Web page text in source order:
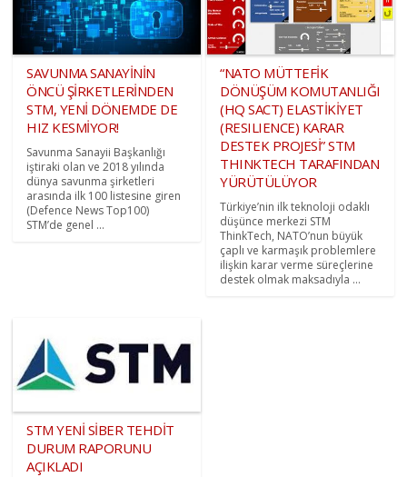
SAVUNMA SANAYİNİN
ÖNCÜ ŞİRKETLERİNDEN
STM, YENİ DÖNEMDE DE
HIZ KESMİYOR!
Savunma Sanayii Başkanlığı
iştiraki olan ve 2018 yılında
dünya savunma şirketleri
arasında ilk 100 listesine giren
(Defence News Top100)
STM’de genel ...
“NATO MÜTTEFİK
DÖNÜŞÜM KOMUTANLIĞI
(HQ SACT) ELASTİKİYET
(RESILIENCE) KARAR
DESTEK PROJESİ” STM
THINKTECH TARAFINDAN
YÜRÜTÜLÜYOR
Türkiye’nin ilk teknoloji odaklı
düşünce merkezi STM
ThinkTech, NATO’nun büyük
çaplı ve karmaşık problemlere
ilişkin karar verme süreçlerine
destek olmak maksadıyla ...
STM YENİ SİBER TEHDİT
DURUM RAPORUNU
AÇIKLADI